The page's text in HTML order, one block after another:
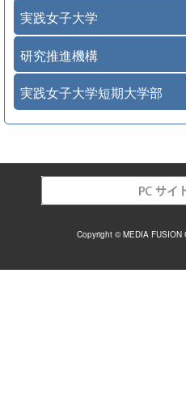
実践女子大学
研究推進機構
実践女子大学短期大学部
Copyright © MEDIA FUSION